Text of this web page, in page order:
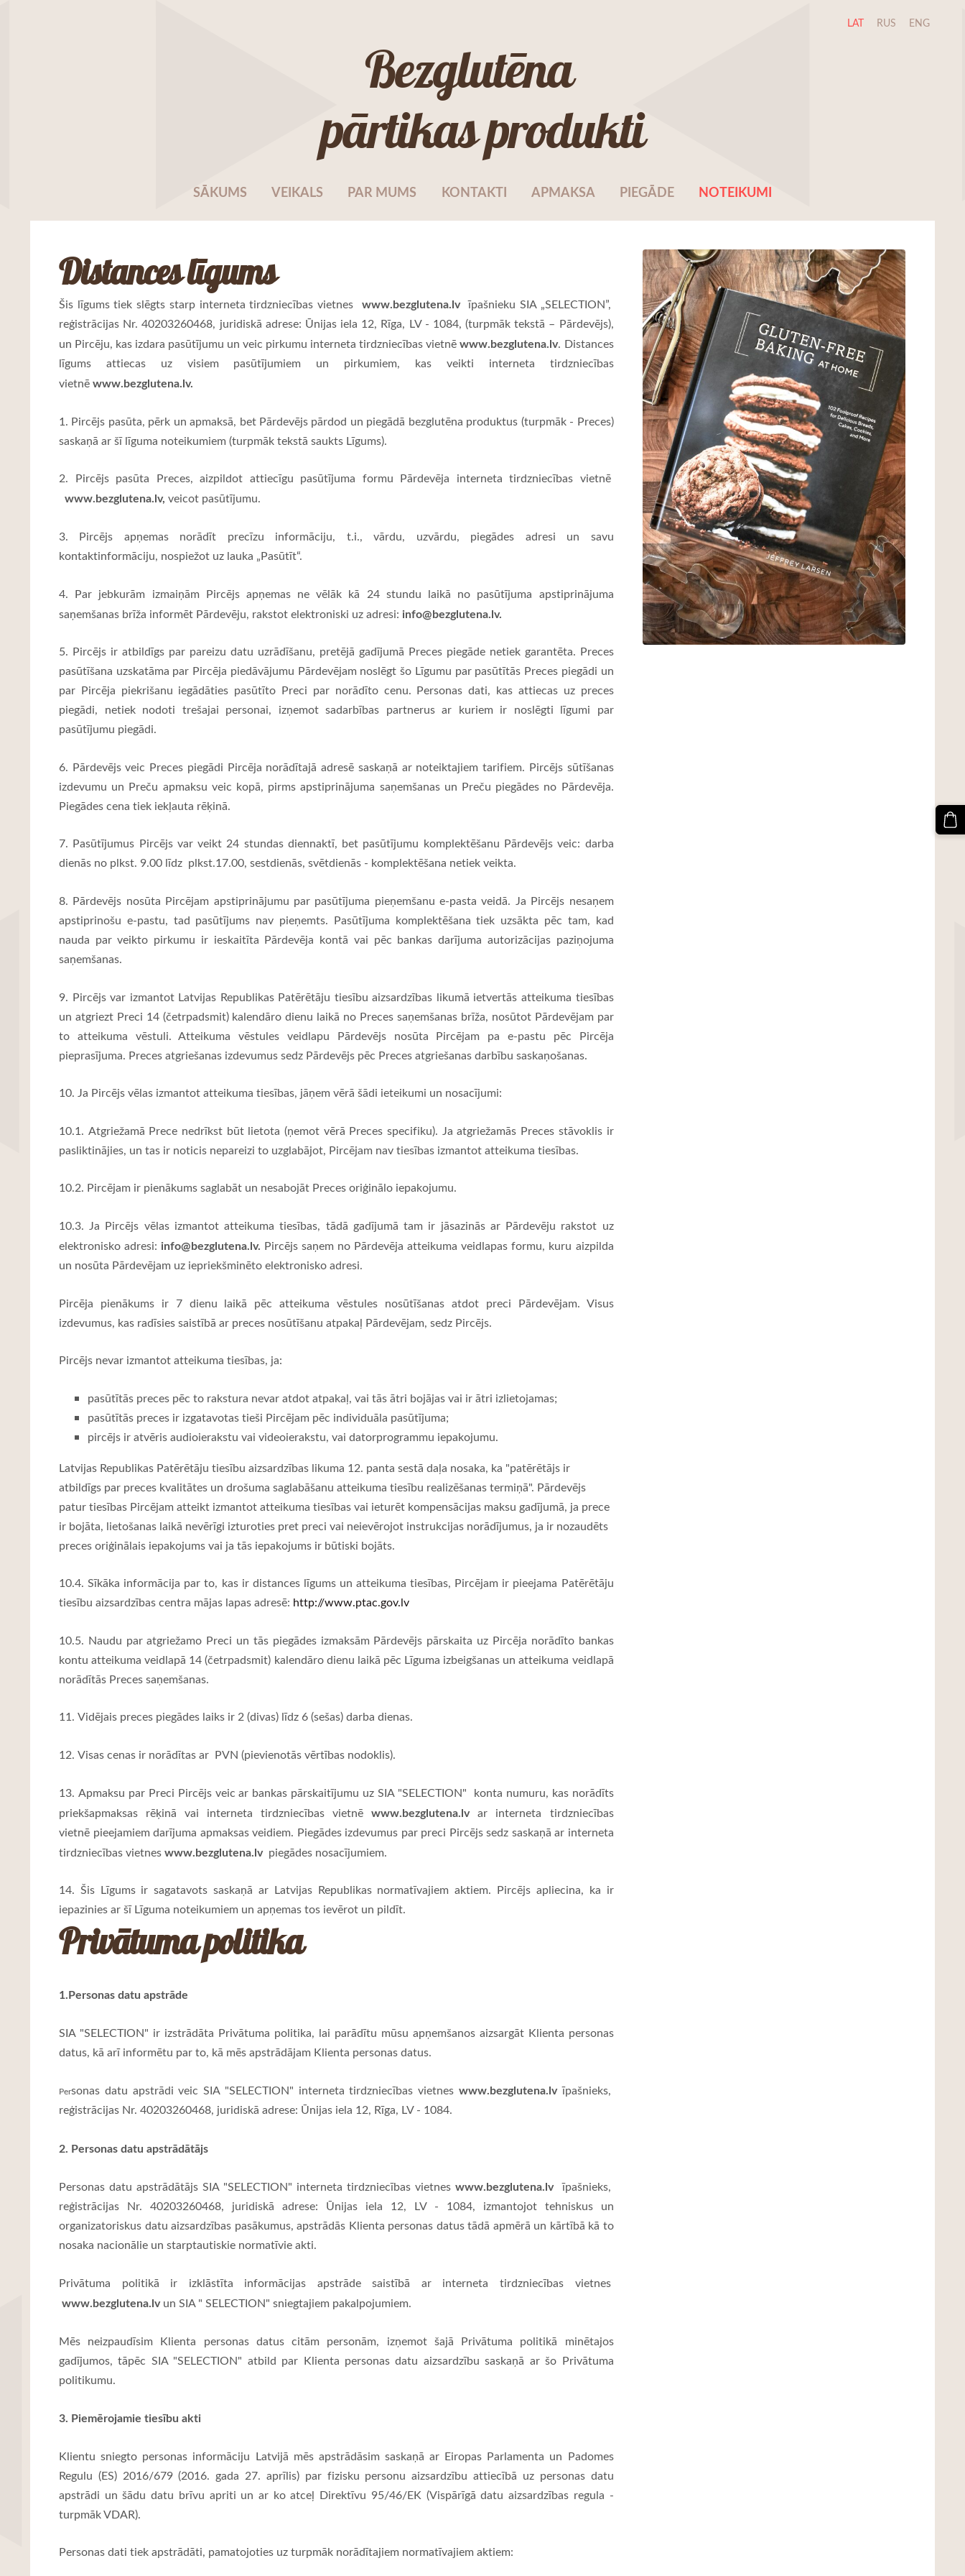
Bezglutēna
pārtikas produkti
SĀKUMS VEIKALS PAR MUMS KONTAKTI APMAKSA PIEGĀDE NOTEIKUMI
LAT RUS ENG
Distances līgums
Šis līgums tiek slēgts starp interneta tirdzniecības vietnes www.bezglutena.lv īpašnieku SIA „SELECTION”,
reģistrācijas Nr. 40203260468, juridiskā adrese: Ūnijas iela 12, Rīga, LV - 1084, (turpmāk tekstā – Pārdevējs),
un Pircēju, kas izdara pasūtījumu un veic pirkumu interneta tirdzniecības vietnēwww.bezglutena.lv. Distances
līgums attiecas uz visiem pasūtījumiem un pirkumiem, kas veikti interneta tirdzniecības
vietnēwww.bezglutena.lv.
1. Pircējs pasūta, pērk un apmaksā, bet Pārdevējs pārdod un piegādā bezglutēna produktus (turpmāk - Preces)
saskaņā ar šī līguma noteikumiem (turpmāk tekstā saukts Līgums).
2. Pircējs pasūta Preces, aizpildot attiecīgu pasūtījuma formu Pārdevēja interneta tirdzniecības vietnē
www.bezglutena.lv, veicot pasūtījumu.
3. Pircējs apņemas norādīt precīzu informāciju, t.i., vārdu, uzvārdu, piegādes adresi un savu
kontaktinformāciju, nospiežot uz lauka „Pasūtīt“.
4. Par jebkurām izmaiņām Pircējs apņemas ne vēlāk kā 24 stundu laikā no pasūtījuma apstiprinājuma
saņemšanas brīža informēt Pārdevēju, rakstot elektroniski uz adresi: info@bezglutena.lv.
5. Pircējs ir atbildīgs par pareizu datu uzrādīšanu, pretējā gadījumā Preces piegāde netiek garantēta. Preces
pasūtīšana uzskatāma par Pircēja piedāvājumu Pārdevējam noslēgt šo Līgumu par pasūtītās Preces piegādi un
par Pircēja piekrišanu iegādāties pasūtīto Preci par norādīto cenu. Personas dati, kas attiecas uz preces
piegādi, netiek nodoti trešajai personai, izņemot sadarbības partnerus ar kuriem ir noslēgti līgumi par
pasūtījumu piegādi.
6. Pārdevējs veic Preces piegādi Pircēja norādītajā adresē saskaņā ar noteiktajiem tarifiem. Pircējs sūtīšanas
izdevumu un Preču apmaksu veic kopā, pirms apstiprinājuma saņemšanas un Preču piegādes no Pārdevēja.
Piegādes cena tiek iekļauta rēķinā.
7. Pasūtījumus Pircējs var veikt 24 stundas diennaktī, bet pasūtījumu komplektēšanu Pārdevējs veic: darba
dienās no plkst. 9.00 līdz plkst.17.00, sestdienās, svētdienās - komplektēšana netiek veikta.
8. Pārdevējs nosūta Pircējam apstiprinājumu par pasūtījuma pieņemšanu e-pasta veidā. Ja Pircējs nesaņem
apstiprinošu e-pastu, tad pasūtījums nav pieņemts. Pasūtījuma komplektēšana tiek uzsākta pēc tam, kad
nauda par veikto pirkumu ir ieskaitīta Pārdevēja kontā vai pēc bankas darījuma autorizācijas paziņojuma
saņemšanas.
9. Pircējs var izmantot Latvijas Republikas Patērētāju tiesību aizsardzības likumā ietvertās atteikuma tiesības
un atgriezt Preci 14 (četrpadsmit) kalendāro dienu laikā no Preces saņemšanas brīža, nosūtot Pārdevējam par
to atteikuma vēstuli.Atteikuma vēstules veidlapu Pārdevējs nosūta Pircējam pa e-pastu pēc Pircēja
pieprasījuma. Preces atgriešanas izdevumus sedz Pārdevējs pēc Preces atgriešanas darbību saskaņošanas.
10. Ja Pircējs vēlas izmantot atteikuma tiesības, jāņem vērā šādi ieteikumi un nosacījumi:
10.1. Atgriežamā Prece nedrīkst būt lietota (ņemot vērā Preces specifiku). Ja atgriežamās Preces stāvoklis ir
pasliktinājies, un tas ir noticis nepareizi to uzglabājot, Pircējam nav tiesības izmantot atteikuma tiesības.
10.2. Pircējam ir pienākums saglabāt un nesabojāt Preces oriģinālo iepakojumu.
10.3. Ja Pircējs vēlas izmantot atteikuma tiesības, tādā gadījumā tam ir jāsazinās ar Pārdevēju rakstot uz
elektronisko adresi: info@bezglutena.lv. Pircējs saņem no Pārdevēja atteikuma veidlapas formu, kuru aizpilda
un nosūta Pārdevējam uz iepriekšminēto elektronisko adresi.
Pircēja pienākums ir 7 dienu laikā pēc atteikuma vēstules nosūtīšanas atdot preci Pārdevējam. Visus
izdevumus, kas radīsies saistībā ar preces nosūtīšanu atpakaļ Pārdevējam, sedz Pircējs.
Pircējs nevar izmantot atteikuma tiesības, ja:
pasūtītās preces pēc to rakstura nevar atdot atpakaļ, vai tās ātri bojājas vai ir ātri izlietojamas;
pasūtītās preces ir izgatavotas tieši Pircējam pēc individuāla pasūtījuma;
pircējs ir atvēris audioierakstu vai videoierakstu, vai datorprogrammu iepakojumu.
Latvijas Republikas Patērētāju tiesību aizsardzības likuma 12. panta sestā daļa nosaka, ka "patērētājs ir
atbildīgs par preces kvalitātes un drošuma saglabāšanu atteikuma tiesību realizēšanas termiņā". Pārdevējs
patur tiesības Pircējam atteikt izmantot atteikuma tiesības vai ieturēt kompensācijas maksu gadījumā, ja prece
ir bojāta, lietošanas laikā nevērīgi izturoties pret preci vai neievērojot instrukcijas norādījumus, ja ir nozaudēts
preces oriģinālais iepakojums vai ja tās iepakojums ir būtiski bojāts.
10.4. Sīkāka informācija par to, kas ir distances līgums un atteikuma tiesības, Pircējam ir pieejama Patērētāju
tiesību aizsardzības centra mājas lapas adresē: http://www.ptac.gov.lv
10.5. Naudu par atgriežamo Preci un tās piegādes izmaksām Pārdevējs pārskaita uz Pircēja norādīto bankas
kontu atteikuma veidlapā 14 (četrpadsmit) kalendāro dienu laikā pēc Līguma izbeigšanas un atteikuma veidlapā
norādītās Preces saņemšanas.
11. Vidējais preces piegādes laiks ir 2 (divas) līdz 6 (sešas) darba dienas.
12. Visas cenas ir norādītas ar PVN (pievienotās vērtības nodoklis).
13. Apmaksu par Preci Pircējs veic ar bankas pārskaitījumu uz SIA "SELECTION" konta numuru, kas norādīts
priekšapmaksas rēķinā vai interneta tirdzniecības vietnēwww.bezglutena.lvar interneta tirdzniecības
vietnē pieejamiem darījuma apmaksas veidiem. Piegādes izdevumus par preci Pircējs sedz saskaņā ar interneta
tirdzniecības vietneswww.bezglutena.lvpiegādes nosacījumiem.
14. Šis Līgums ir sagatavots saskaņā ar Latvijas Republikas normatīvajiem aktiem. Pircējs apliecina, ka ir
iepazinies ar šī Līguma noteikumiem un apņemas tos ievērot un pildīt.
Privātuma politika
1.Personas datu apstrāde
SIA "SELECTION" ir izstrādāta Privātuma politika, lai parādītu mūsu apņemšanos aizsargāt Klienta personas
datus, kā arī informētu par to, kā mēs apstrādājam Klienta personas datus.
Personas datu apstrādi veic SIA "SELECTION" interneta tirdzniecības vietnes www.bezglutena.lvīpašnieks,
reģistrācijas Nr. 40203260468, juridiskā adrese: Ūnijas iela 12, Rīga, LV - 1084.
2. Personas datu apstrādātājs
Personas datu apstrādātājs SIA "SELECTION" interneta tirdzniecības vietnes www.bezglutena.lvīpašnieks,
reģistrācijas Nr. 40203260468, juridiskā adrese: Ūnijas iela 12, LV - 1084, izmantojot tehniskus un
organizatoriskus datu aizsardzības pasākumus, apstrādās Klienta personas datus tādā apmērā un kārtībā kā to
nosaka nacionālie un starptautiskie normatīvie akti.
Privātuma politikā ir izklāstīta informācijas apstrāde saistībā ar interneta tirdzniecības vietnes
www.bezglutena.lvun SIA " SELECTION" sniegtajiem pakalpojumiem.
Mēs neizpaudīsim Klienta personas datus citām personām, izņemot šajā Privātuma politikā minētajos
gadījumos, tāpēc SIA "SELECTION" atbild par Klienta personas datu aizsardzību saskaņā ar šo Privātuma
politikumu.
3. Piemērojamie tiesību akti
Klientu sniegto personas informāciju Latvijā mēs apstrādāsim saskaņā ar Eiropas Parlamenta un Padomes
Regulu (ES) 2016/679 (2016. gada 27. aprīlis) par fizisku personu aizsardzību attiecībā uz personas datu
apstrādi un šādu datu brīvu apriti un ar ko atceļ Direktīvu 95/46/EK (Vispārīgā datu aizsardzības regula -
turpmāk VDAR).
Personas dati tiek apstrādāti, pamatojoties uz turpmāk norādītajiem normatīvajiem aktiem: